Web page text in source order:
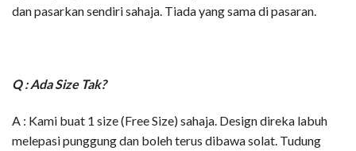
dan pasarkan sendiri sahaja. Tiada yang sama di pasaran.
Q : Ada Size Tak?
A : Kami buat 1 size (Free Size) sahaja. Design direka labuh
melepasi punggung dan boleh terus dibawa solat. Tudung